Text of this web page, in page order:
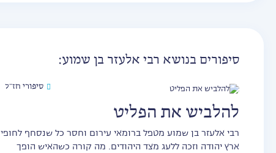
סיפורים בנושא רבי אלעזר בן שמוע:
סיפורי חז״ל
להלביש את הפליט
רבי אלעזר בן שמוע מטפל ברומאי עירום וחסר כל שנסחף לחופי
ארץ יהודה וזכה ללעג מצד היהודים. מה קורה כשהאיש הופך